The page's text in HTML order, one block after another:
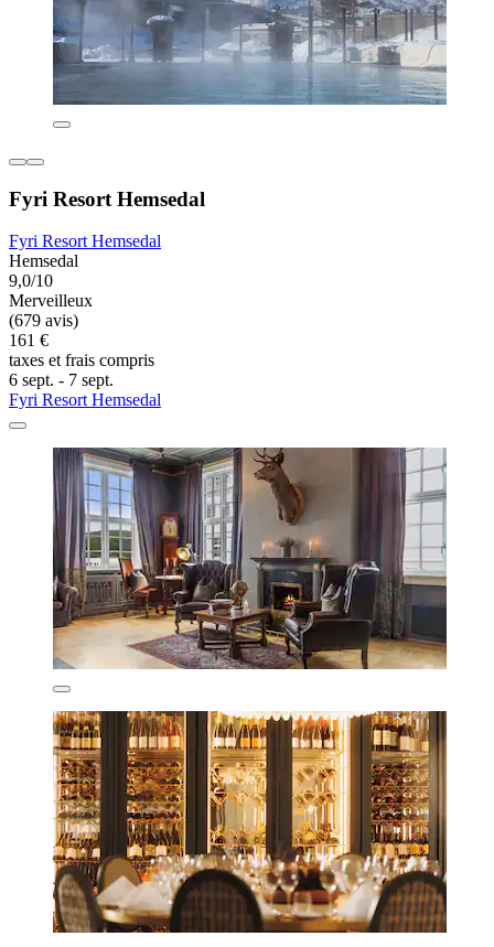
Fyri Resort Hemsedal
Fyri Resort Hemsedal
Hemsedal
9,0/10
Merveilleux
(679 avis)
161 €
taxes et frais compris
6 sept. - 7 sept.
Fyri Resort Hemsedal